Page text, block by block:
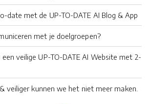
date met de UP-TO-DATE AI Blog & App
met je doelgroepen?
veilige UP-TO-DATE AI Website met 2-
veiliger kunnen we het niet meer maken.